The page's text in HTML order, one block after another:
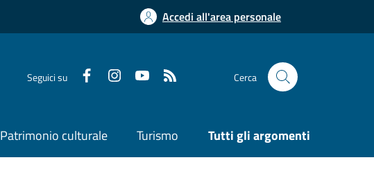
Accedi all'area personale
Seguici su Cerca
Patrimonio culturale Turismo Tutti gli argomenti